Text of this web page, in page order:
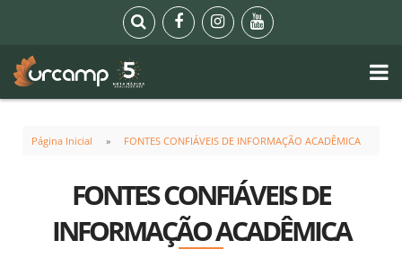
Página Inicial FONTES CONFIÁVEIS DE INFORMAÇÃO ACADÊMICA
FONTES CONFIÁVEIS DE
INFORMAÇÃO ACADÊMICA